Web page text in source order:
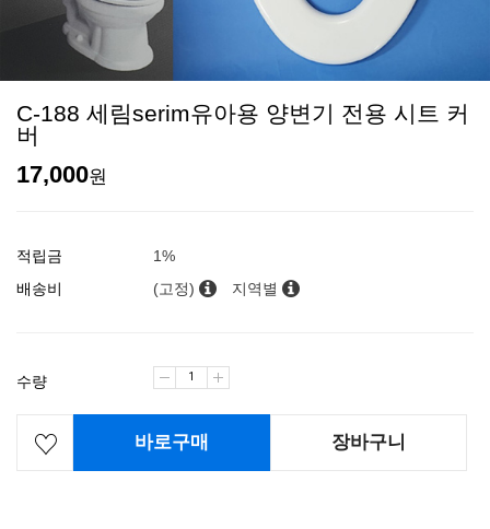
C-188 세림serim유아용 양변기 전용 시트 커
버
17,000원
적립금
1%
배송비
(고정) 지역별
수량
바로구매 장바구니